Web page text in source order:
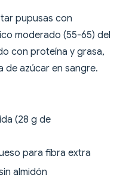
pupusas con
moderado (55-65) del
con proteína y grasa,
de azúcar en sangre.
(28 g de
para fibra extra
almidón